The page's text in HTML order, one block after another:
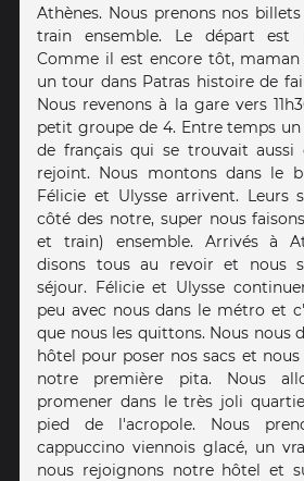
Athènes. Nous prenons nos
train ensemble. Le départ est
Comme il est encore tôt,
un tour dans Patras histoire de
Nous revenons à la gare vers
petit groupe de 4. Entre temps
de français qui se trouvait aussi
rejoint. Nous montons dans le
Félicie et Ulysse arrivent. Leurs
côté des notre, super nous
et train) ensemble. Arrivés à
disons tous au revoir et nous
séjour. Félicie et Ulysse
peu avec nous dans le métro et
que nous les quittons. Nous nous
hôtel pour poser nos sacs et
notre première pita. Nous
promener dans le très joli
pied de l'acropole. Nous
cappuccino viennois glacé, un
nous rejoignons notre hôtel et